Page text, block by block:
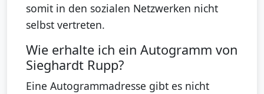
somit in den sozialen Netzwerken nicht
selbst vertreten.
Wie erhalte ich ein Autogramm von
Sieghardt Rupp?
Eine Autogrammadresse gibt es nicht